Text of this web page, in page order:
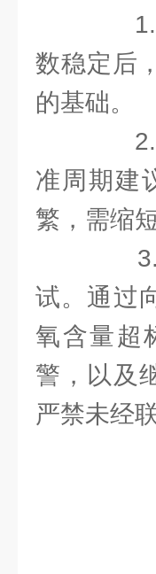
1.零
数稳定后
的基础。
2.量
准周期建
繁，需缩
3.
试。通过
氧含量超
警，以及
严禁未经